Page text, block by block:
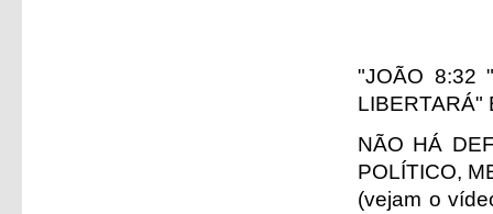
"JOÃO 8:32
LIBERTARÁ"
NÃO HÁ
POLÍTICO,
(vejam o